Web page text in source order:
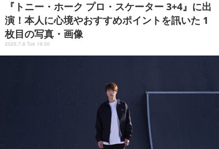
『トニー・ホーク プロ・スケーター 3+4』に出
演！本人に心境やおすすめポイントを訊いた 1
枚目の写真・画像
2025.7.8 Tue 19:30